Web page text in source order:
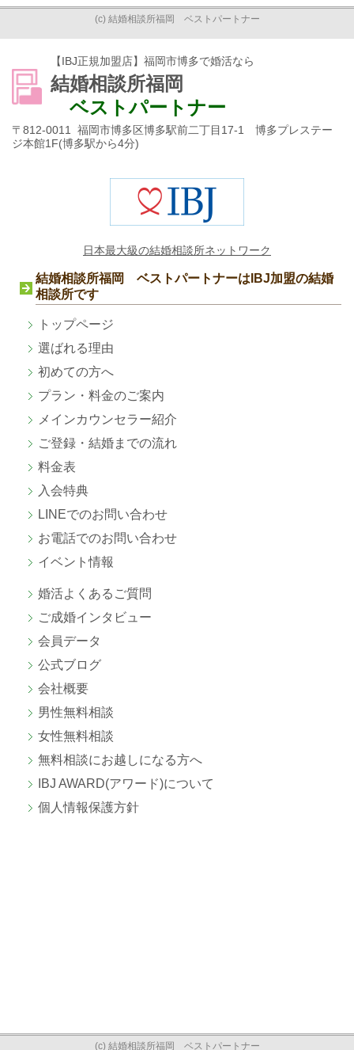
(c) 結婚相談所福岡 ベストパートナー
【IBJ正規加盟店】福岡市博多で婚活なら
結婚相談所福岡
ベストパートナー
〒812-0011 福岡市博多区博多駅前二丁目17-1 博多プレステー
ジ本館1F(博多駅から4分)
日本最大級の結婚相談所ネットワーク
結婚相談所福岡 ベストパートナーはIBJ加盟の結婚
相談所です
トップページ
選ばれる理由
初めての方へ
プラン・料金のご案内
メインカウンセラー紹介
ご登録・結婚までの流れ
料金表
入会特典
LINEでのお問い合わせ
お電話でのお問い合わせ
イベント情報
婚活よくあるご質問
ご成婚インタビュー
会員データ
公式ブログ
会社概要
男性無料相談
女性無料相談
無料相談にお越しになる方へ
IBJ AWARD(アワード)について
個人情報保護方針
(c) 結婚相談所福岡 ベストパートナー